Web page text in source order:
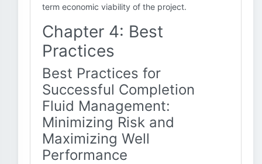
term economic viability of the project.
Chapter 4: Best
Practices
Best Practices for
Successful Completion
Fluid Management:
Minimizing Risk and
Maximizing Well
Performance